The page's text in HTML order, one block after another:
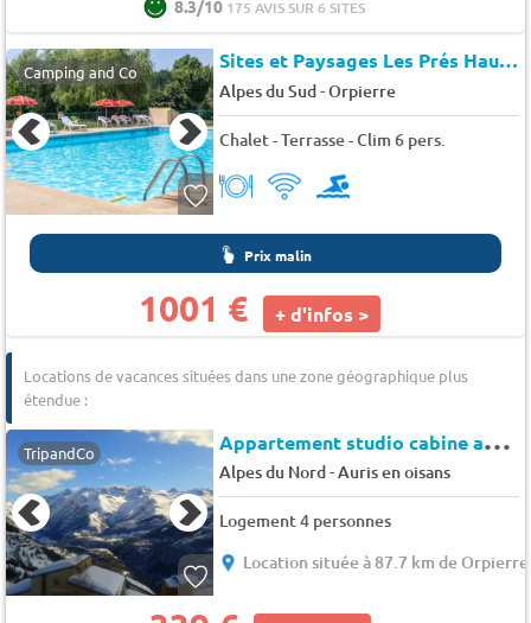
8.3/10 175 AVIS SUR 6 SITES
Camping and Co Sites et Paysages Les Prés Hauts
Alpes du Sud-Orpierre
Chalet - Terrasse - Clim 6 pers.
Prix malin
1001 € + d'infos >
Locations de vacances situées dans une zone géographique plus
étendue :
TripandCo A
ppartement studio cabine au pied des pistes - Auris en Oisans - Nigritelles a
Alpes du Nord-Auris en oisans
Logement 4 personnes
Location située à 87.7 km de Orpierre